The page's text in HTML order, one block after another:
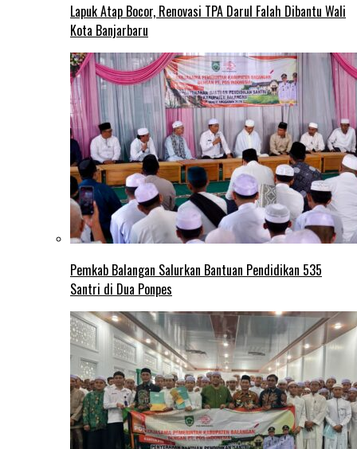
Lapuk Atap Bocor, Renovasi TPA Darul Falah Dibantu Wali
Kota Banjarbaru
Pemkab Balangan Salurkan Bantuan Pendidikan 535
Santri di Dua Ponpes